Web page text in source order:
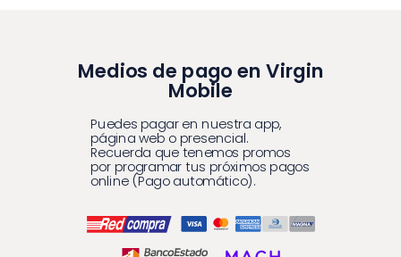
Puedes pagar en nuestra app,
página web o presencial.
Recuerda que tenemos promos
por programar tus próximos pagos
online (Pago automático).
Medios de pago en Virgin
Mobile